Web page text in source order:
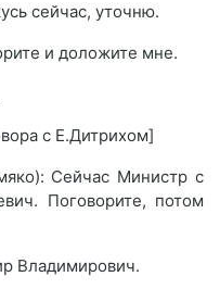
сейчас, уточню.
и доложите мне.
с Е.Дитрихом]
Сейчас Министр с
Поговорите, потом
Владимирович.